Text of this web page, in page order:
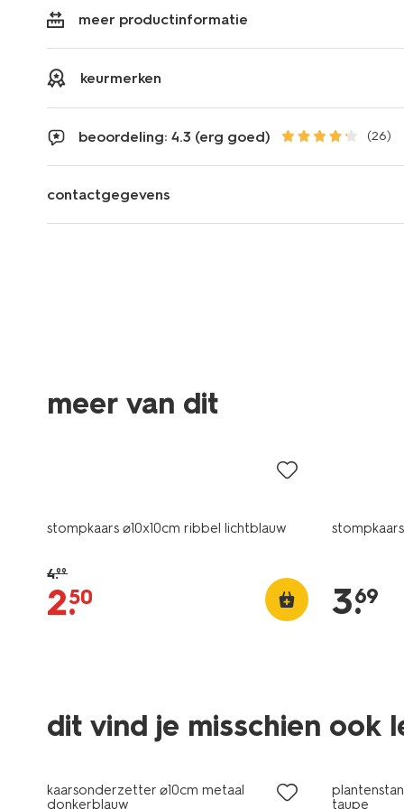
meer productinformatie
keurmerken
beoordeling: 4.3 (erg goed) (26)
contactgegevens
meer van dit
stompkaars ⌀10x10cm ribbel lichtblauw
4.99
2.
50 3.
69
dit vind je misschien ook
kaarsonderzetter ⌀10cm metaal
donkerblauw
taupe